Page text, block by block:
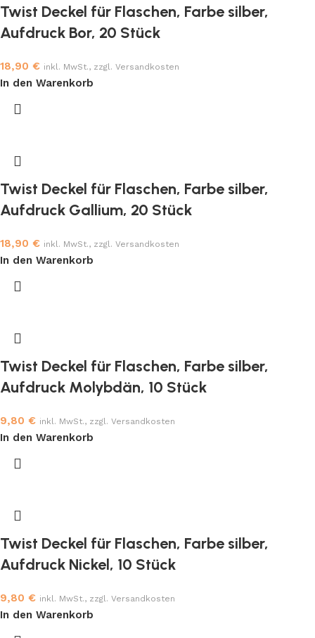
Twist Deckel für Flaschen, Farbe silber,
Aufdruck Bor, 20 Stück
18,90 € inkl. MwSt., zzgl. Versandkosten
In den Warenkorb
Twist Deckel für Flaschen, Farbe silber,
Aufdruck Gallium, 20 Stück
18,90 € inkl. MwSt., zzgl. Versandkosten
In den Warenkorb
Twist Deckel für Flaschen, Farbe silber,
Aufdruck Molybdän, 10 Stück
9,80 € inkl. MwSt., zzgl. Versandkosten
In den Warenkorb
Twist Deckel für Flaschen, Farbe silber,
Aufdruck Nickel, 10 Stück
9,80 € inkl. MwSt., zzgl. Versandkosten
In den Warenkorb